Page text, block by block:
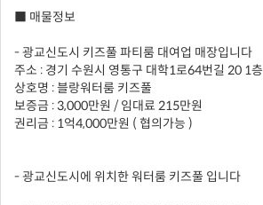
■ 매물정보
- 광교신도시 키즈풀 파티룸 대여업 매장입니다
주소 : 경기 수원시 영통구 대학1로64번길 20 1층
상호명 : 블랑워터룸 키즈풀
보증금 : 3,000만원 / 임대료 215만원
권리금 : 1억4,000만원 ( 협의가능 )
- 광교신도시에 위치한 워터룸 키즈풀 입니다